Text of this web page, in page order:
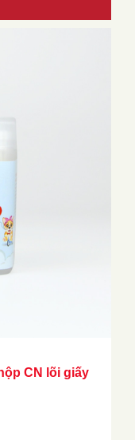
CN lõi giấy